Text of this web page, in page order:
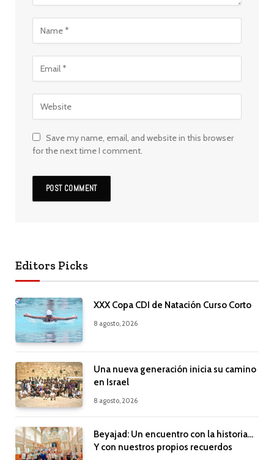
Save my name, email, and website in this browser
for the next time I comment.
Editors Picks
XXX Copa CDI de Natación Curso Corto
8 agosto, 2026
Una nueva generación inicia su camino
en Israel
8 agosto, 2026
Beyajad: Un encuentro con la historia…
Y con nuestros propios recuerdos